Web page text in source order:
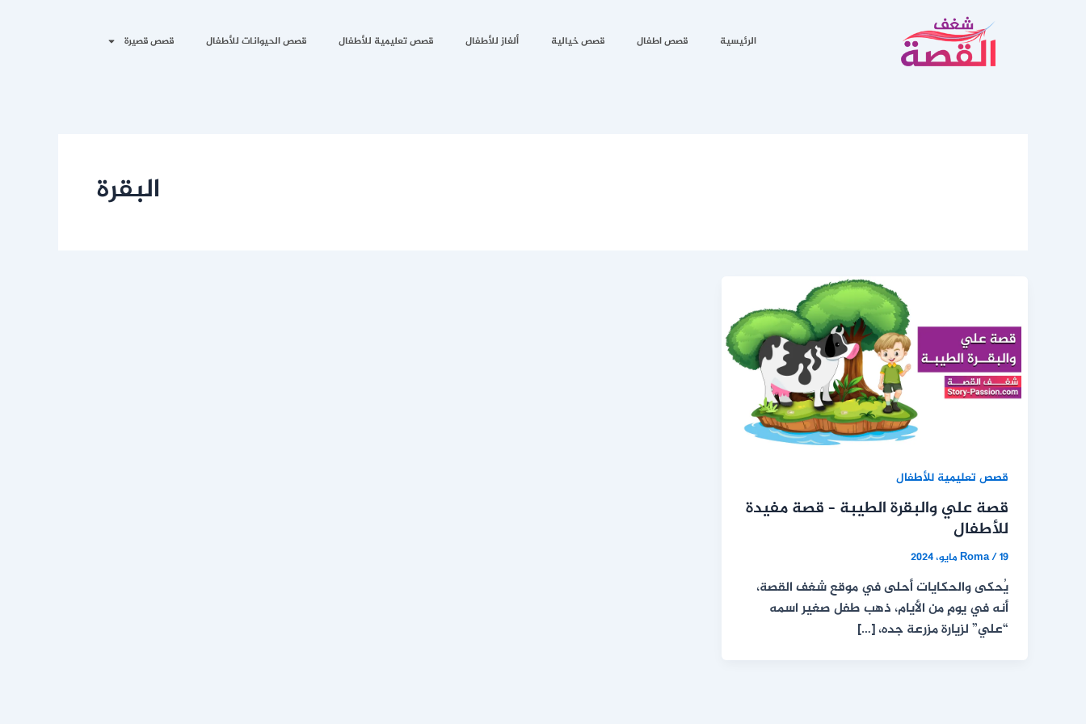
الرئيسية قصص اطفال قصص خيالية ألغاز للأطفال قصص تعليمية للأطفال قصص الحيوانات للأطفال قصص قصيرة
البقرة
قصص تعليمية للأطفال
قصة علي والبقرة الطيبة – قصة مفيدة
للأطفال
Roma/19 مايو، 2024
يُحكى والحكايات أحلى في موقع شغف القصة،
أنه في يومٍ من الأيام، ذهب طفل صغير اسمه
“علي” لزيارة مزرعة جده، […]